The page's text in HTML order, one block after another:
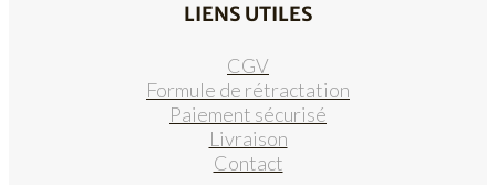
LIENS UTILES
CGV
Formule de rétractation
Paiement sécurisé
Livraison
Contact